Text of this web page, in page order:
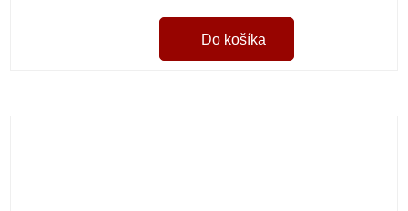
Do košíka